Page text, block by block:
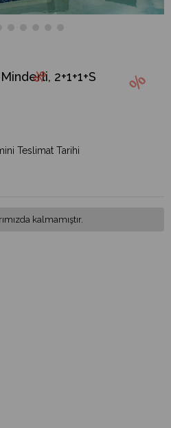
2+1+1+S
Teslimat Tarihi
kalmamıştır.